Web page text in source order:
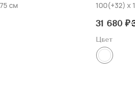
см 100(+32) х
31 680 ₽
Цвет